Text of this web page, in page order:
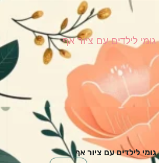
גומי לילדים עם ציור אף